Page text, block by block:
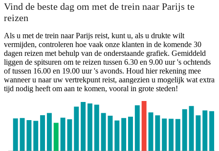
Vind de beste dag om met de trein naar Parijs te
reizen
Als u met de trein naar Parijs reist, kunt u, als u drukte wilt
vermijden, controleren hoe vaak onze klanten in de komende 30
dagen reizen met behulp van de onderstaande grafiek. Gemiddeld
liggen de spitsuren om te reizen tussen 6.30 en 9.00 uur 's ochtends
of tussen 16.00 en 19.00 uur 's avonds. Houd hier rekening mee
wanneer u naar uw vertrekpunt reist, aangezien u mogelijk wat extra
tijd nodig heeft om aan te komen, vooral in grote steden!